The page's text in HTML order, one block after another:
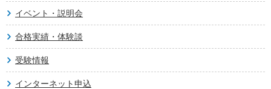
イベント・説明会
合格実績・体験談
受験情報
インターネット申込